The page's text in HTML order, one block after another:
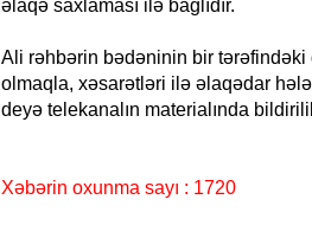
əlaqə saxlaması ilə bağlıdır.
Ali rəhbərin bədəninin bir tərəfindəki
olmaqla, xəsarətləri ilə əlaqədar
deyə telekanalın materialında
Xəbərin oxunma sayı : 1720